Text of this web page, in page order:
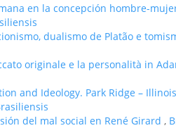
en la concepción hombre-
dualismo de Platão e
originale e la personalità in
and Ideology. Park Ridge –
del mal social en René Girard ,